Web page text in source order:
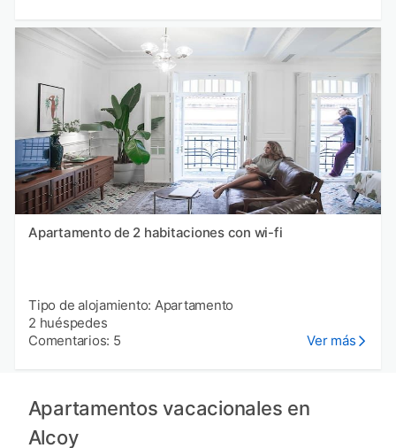
Apartamento de 2 habitaciones con wi-fi
Tipo de alojamiento: Apartamento
2 huéspedes
Comentarios: 5
Ver más
Apartamentos vacacionales en
Alcoy